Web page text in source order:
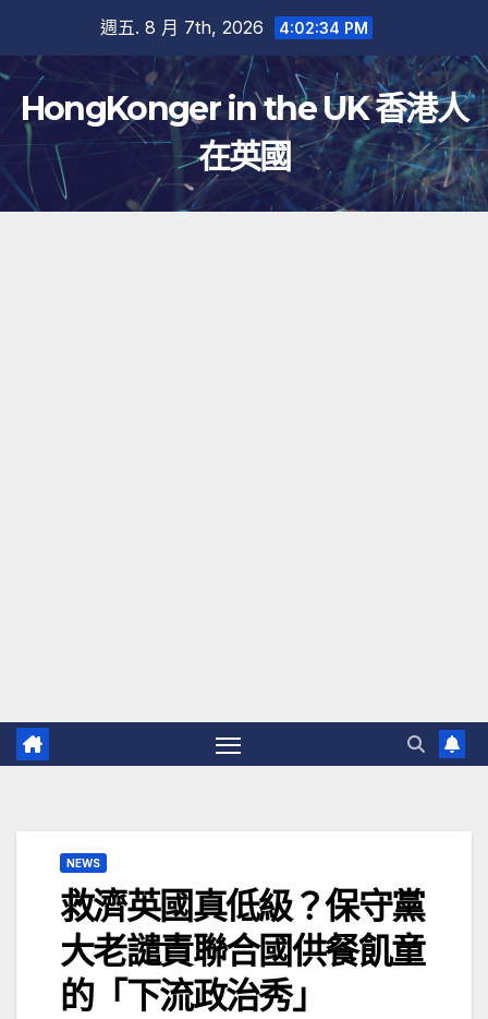
內
容
週五. 8 月 7th, 2026 4:02:35 PM
HongKonger in the UK 香港人
在英國
NEWS
救濟英國真低級？保守黨
大老譴責聯合國供餐飢童
的「下流政治秀」